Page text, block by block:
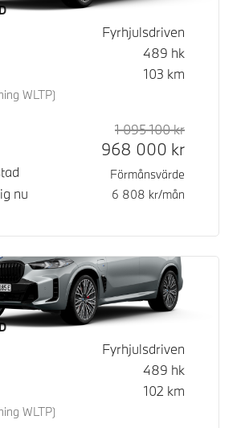
Fyrhjulsdriven
489 hk
WLTP)
103 km
nu
Rek. ord
1 095 100kr
968 000 kr
Förmånsvärde
6 808 kr/mån
Fyrhjulsdriven
489 hk
WLTP)
102 km